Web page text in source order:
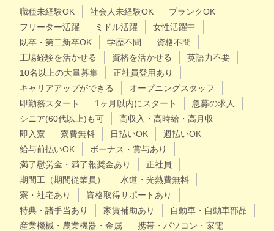
職種未経験OK 社会人未経験OK
ブランクOK
フリーター活躍
ミドル活躍
女性活躍中
既卒・第二新卒OK
学歴不問
資格不問
工場経験を活かせる
資格を活かせる
英語力不要
10名以上の大量募集
正社員登用あり
キャリアアップができる
オープニングスタッフ
即勤務スタート
1ヶ月以内にスタート
急募の求人
シニア(60代以上)も可
高収入・高時給・高月収
即入寮
寮費無料 日払いOK
週払いOK
給与前払いOK
ボーナス・賞与あり
満了慰労金・満了報奨金あり
正社員
期間工（期間従業員）
水道・光熱費無料
寮・社宅あり
資格取得サポートあり
特典・諸手当あり
家賃補助あり
自動車・自動車部品
産業機械・農業機器・金属
携帯・パソコン・家電